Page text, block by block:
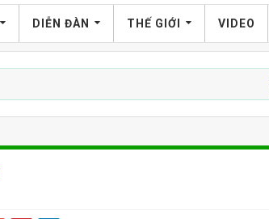
DIỄN ĐÀN THẾ GIỚI VIDEO